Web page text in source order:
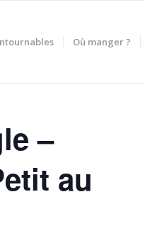
Où manger ?
–
au